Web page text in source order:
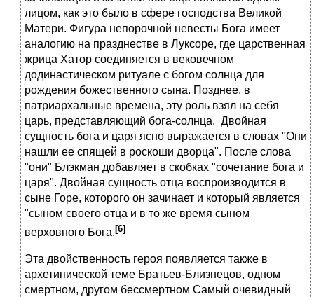
лицом, как это было в сфере господства Великой
Матери. Фигура непорочной невесты Бога имеет
аналогию на празднестве в Луксоре, где царственная
жрица Хатор соединяется в вековечном
додинастическом ритуале с богом солнца для
рождения божественного сына. Позднее, в
патриархальные времена, эту роль взял на себя
царь, представляющий бога-солнца. Двойная
сущность бога и царя ясно выражается в словах "Они
нашли ее спящей в роскоши дворца". После слова
"они" Блэкман добавляет в скобках "сочетание бога и
царя". Двойная сущность отца воспроизводится в
сыне Горе, которого он зачинает и который является
"сыном своего отца и в то же время сыном
верховного Бога. [6]
Эта двойственность героя появляется также в
архетипической теме Братьев-Близнецов, одном
смертном, другом бессмертном Самый очевидный